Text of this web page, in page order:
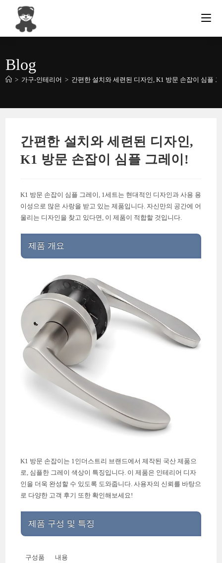
content
Blog
> 가구-인테리어 > 간편한 설치와 세련된 디자인, K1 방문 손잡이 심플
간편한 설치와 세련된 디자인,
K1 방문 손잡이 심플 그레이!
K1 방문 손잡이 심플 그레이, 1세트는 현대적인 디자인과 사용 용
이성으로 많은 사랑을 받고 있는 제품입니다. 자신만의 공간에 어
울리는 디자인을 찾고 있다면, 이 제품이 적합할 것입니다.
제품 개요
K1 방문 손잡이는 1인더스트리 브랜드에서 제작된 국산 제품으
로, 심플한 그레이 색상이 특징입니다. 이 제품은 인테리어 디자
인을 더욱 완성할 수 있도록 도와줍니다. 사용자의 신뢰를 바탕으
로 다양한 고객 후기 또한 확인해보세요!
제품 구성 및 특징
구성품 내용